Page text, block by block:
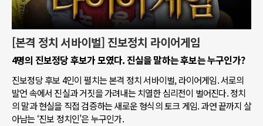
[본격 정치 서바이벌] 진보정치 라이어게임
4명의 진보정당 후보가 모였다. 진실을 말하는 후보는 누구인가?
진보정당 후보 4인이 펼치는 본격 정치 서바이벌, 라이어게임. 서로의
발언 속에서 진실과 거짓을 가려내는 치열한 심리전이 벌어진다. 정치
의 말과 현실을 직접 검증하는 새로운 형식의 토크 게임. 과연 끝까지 살
아남는 ‘진보 정치인’은 누구인가.